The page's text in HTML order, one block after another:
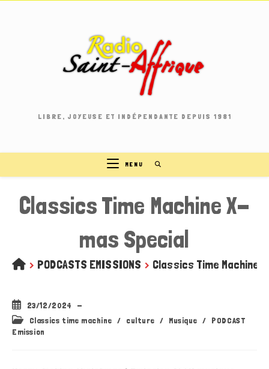
LIBRE, JOYEUSE ET INDÉPENDANTE DEPUIS 1981
MENU
Classics Time Machine X-
mas Special
> PODCASTS EMISSIONS > Classics Time Machine
Publication
publiée :
23/12/2024
Post
category:
Classics time machine / culture / Musique /
PODCAST
Emission